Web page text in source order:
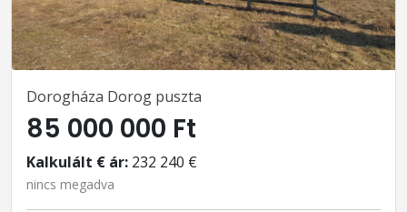
Dorogháza Dorog puszta
85 000 000 Ft
Kalkulált € ár: 232 240 €
nincs megadva